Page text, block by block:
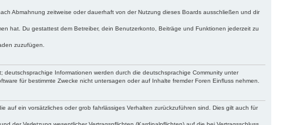
Abmahnung zeitweise oder dauerhaft von der Nutzung dieses Boards ausschließen und dir
hat. Du gestattest dem Betreiber, dein Benutzerkonto, Beiträge und Funktionen jederzeit zu
zuzufügen.
Informationen werden durch die deutschsprachige Community unter
für bestimmte Zwecke nicht untersagen oder auf Inhalte fremder Foren Einfluss nehmen.
auf ein vorsätzliches oder grob fahrlässiges Verhalten zurückzuführen sind. Dies gilt auch für